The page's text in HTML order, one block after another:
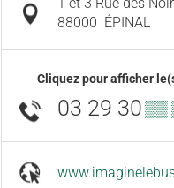
88000 ÉPINAL
Cliquez pour afficher
03 29 30▒▒